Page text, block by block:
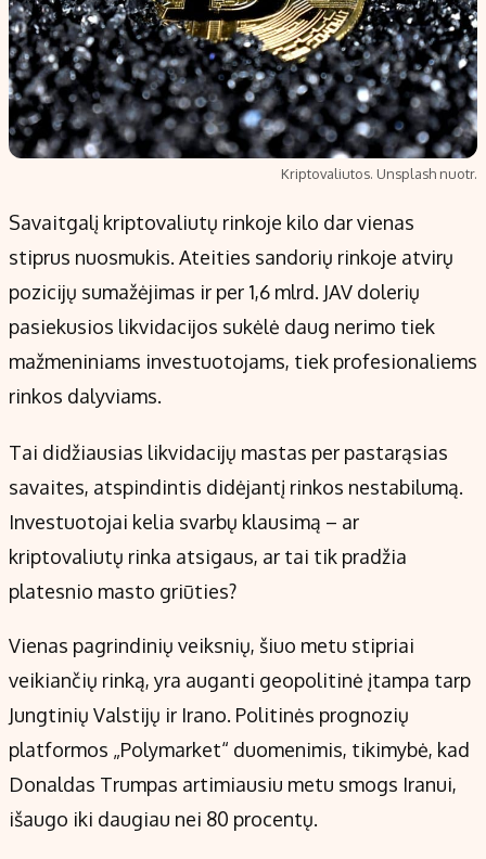
Kriptovaliutos. Unsplash nuotr.
Savaitgalį kriptovaliutų rinkoje kilo dar vienas
stiprus nuosmukis. Ateities sandorių rinkoje atvirų
pozicijų sumažėjimas ir per 1,6 mlrd. JAV dolerių
pasiekusios likvidacijos sukėlė daug nerimo tiek
mažmeniniams investuotojams, tiek profesionaliems
rinkos dalyviams.
Tai didžiausias likvidacijų mastas per pastarąsias
savaites, atspindintis didėjantį rinkos nestabilumą.
Investuotojai kelia svarbų klausimą – ar
kriptovaliutų rinka atsigaus, ar tai tik pradžia
platesnio masto griūties?
Vienas pagrindinių veiksnių, šiuo metu stipriai
veikiančių rinką, yra auganti geopolitinė įtampa tarp
Jungtinių Valstijų ir Irano. Politinės prognozių
platformos „Polymarket“ duomenimis, tikimybė, kad
Donaldas Trumpas artimiausiu metu smogs Iranui,
išaugo iki daugiau nei 80 procentų.